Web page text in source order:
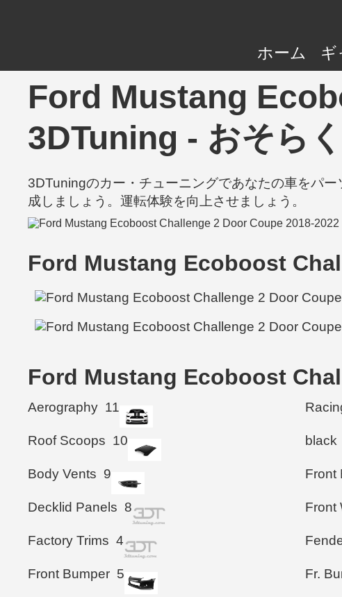
ホーム ギ
Ford Mustang
3DTuning - おそら
3DTuningのカー・チューニングであなたの車をパ
成しましょう。運転体験を向上させましょう。
Ford Mustang Ecoboost
Ford Mustang Ecoboost
Aerography 11
Roof Scoops 10 black
Body Vents 9 Front
Decklid Panels 8 Front
Factory Trims 4
Front Bumper 5 Fr.